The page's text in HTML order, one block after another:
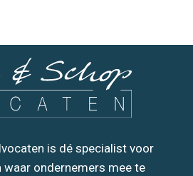
is dé specialist voor
waar ondernemers mee te